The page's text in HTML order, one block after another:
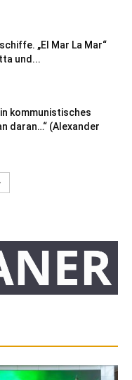
„El Mar La Mar“
und...
kommunistisches
daran…“ (Alexander